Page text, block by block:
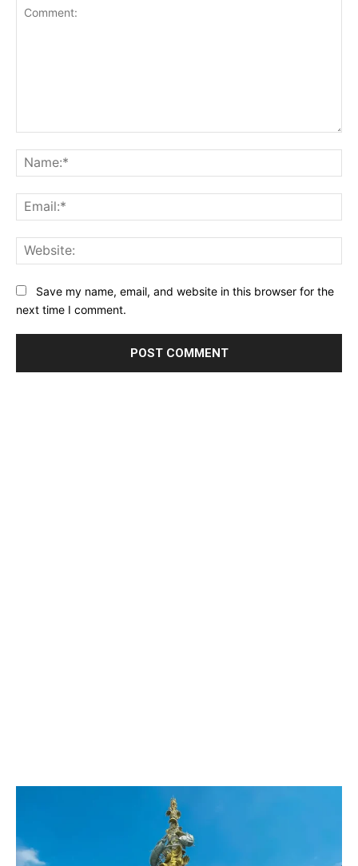
Save my name, email, and website in this browser for the
next time I comment.